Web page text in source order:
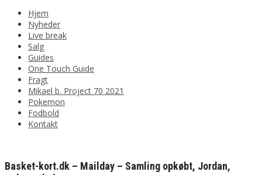
Hjem
Nyheder
Live break
Salg
Guides
One Touch Guide
Fragt
Mikael b. Project 70 2021
Pokemon
Fodbold
Kontakt
Basket-kort.dk – Mailday – Samling opkøbt, Jordan,